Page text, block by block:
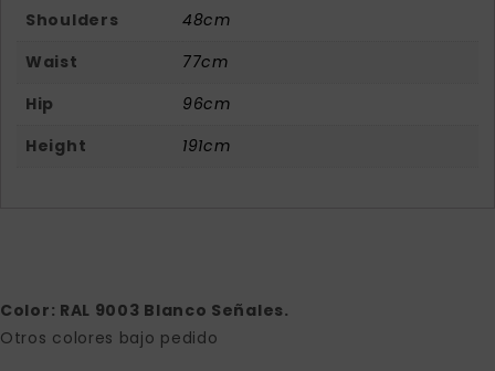
Shoulders
48cm
Waist
77cm
Hip
96cm
Height
191cm
Color: RAL 9003 Blanco Señales.
Otros colores bajo pedido